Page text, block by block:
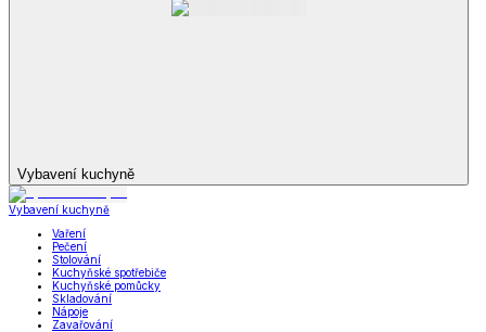
Vybavení kuchyně
Vybavení kuchyně
Vaření
Pečení
Stolování
Kuchyňské spotřebiče
Kuchyňské pomůcky
Skladování
Nápoje
Zavařování